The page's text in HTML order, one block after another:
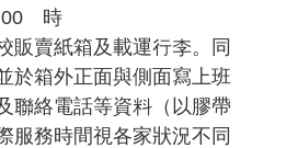
00 時
販賣紙箱及載運行李。同
於箱外正面與側面寫上班
聯絡電話等資料（以膠帶
服務時間視各家狀況不同